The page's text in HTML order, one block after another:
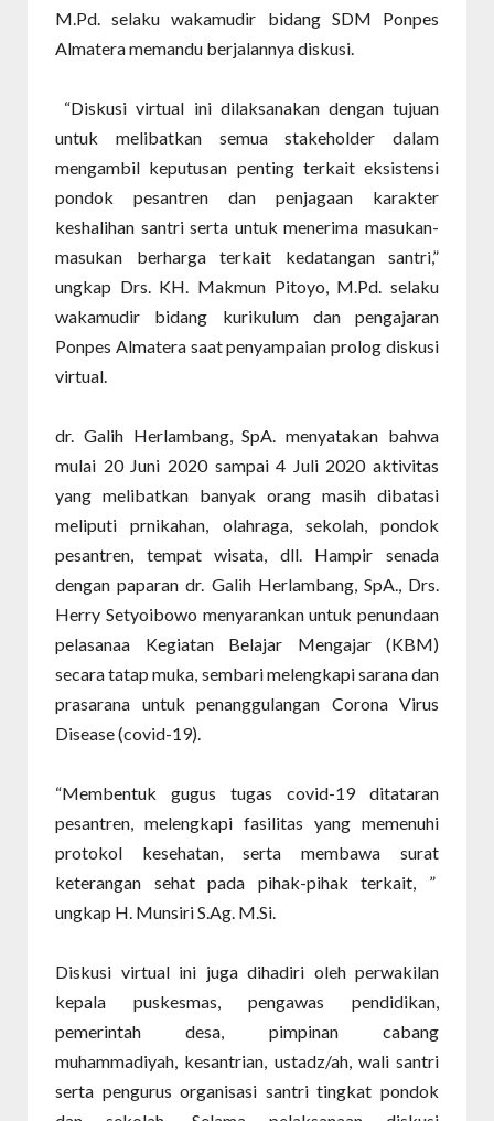
M.Pd. selaku wakamudir bidang SDM Ponpes
Almatera memandu berjalannya diskusi.
“Diskusi virtual ini dilaksanakan dengan tujuan
untuk melibatkan semua stakeholder dalam
mengambil keputusan penting terkait eksistensi
pondok pesantren dan penjagaan karakter
keshalihan santriserta untuk menerimamasukan-
masukan berharga terkait kedatangan santri,”
ungkap Drs. KH. Makmun Pitoyo, M.Pd. selaku
wakamudir bidang kurikulum dan pengajaran
Ponpes Almatera saat penyampaian prolog diskusi
virtual.
dr. Galih Herlambang, SpA. menyatakan bahwa
mulai 20 Juni 2020 sampai 4 Juli 2020 aktivitas
yang melibatkan banyak orang masih dibatasi
meliputi prnikahan, olahraga, sekolah, pondok
pesantren, tempat wisata, dll. Hampir senada
dengan paparan dr. Galih Herlambang, SpA., Drs.
Herry Setyoibowo menyarankan untuk penundaan
pelasanaa Kegiatan Belajar Mengajar (KBM)
secara tatap muka, sembari melengkapi sarana dan
prasarana untuk penanggulangan Corona Virus
Disease (covid-19).
“Membentuk gugus tugas covid-19 ditataran
pesantren, melengkapi fasilitas yang memenuhi
protokol kesehatan, serta membawa surat
keterangan sehat pada pihak-pihak terkait,
”
ungkap H. Munsiri S.Ag. M.Si.
Diskusi virtual ini juga dihadiri oleh perwakilan
kepala puskesmas, pengawas pendidikan,
pemerintah desa, pimpinan cabang
muhammadiyah, kesantrian, ustadz/ah, wali santri
serta pengurus organisasi santri tingkat pondok